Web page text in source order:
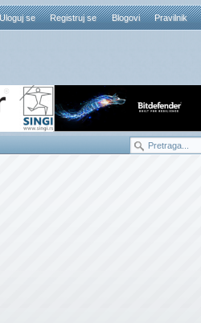
Uloguj se Registruj se Blogovi Pravilnik